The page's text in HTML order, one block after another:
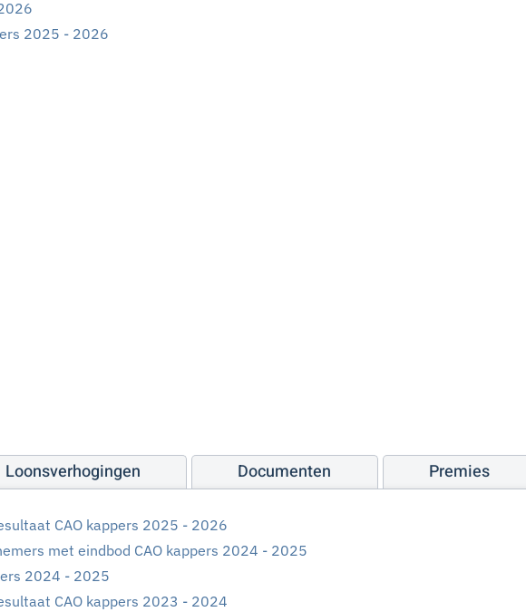
2025 - 2026
Loonsverhogingen Documenten Premies
CAO kappers 2025 - 2026
met eindbod CAO kappers 2024 - 2025
2024 - 2025
CAO kappers 2023 - 2024